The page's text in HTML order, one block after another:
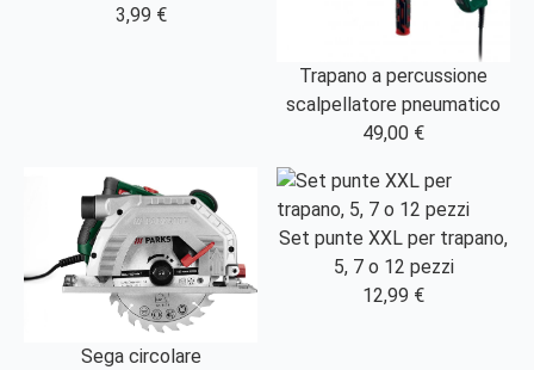
3,99 €
Trapano a percussione
scalpellatore pneumatico
49,00 €
Sega circolare
Set punte XXL per trapano,
5, 7 o 12 pezzi
12,99 €